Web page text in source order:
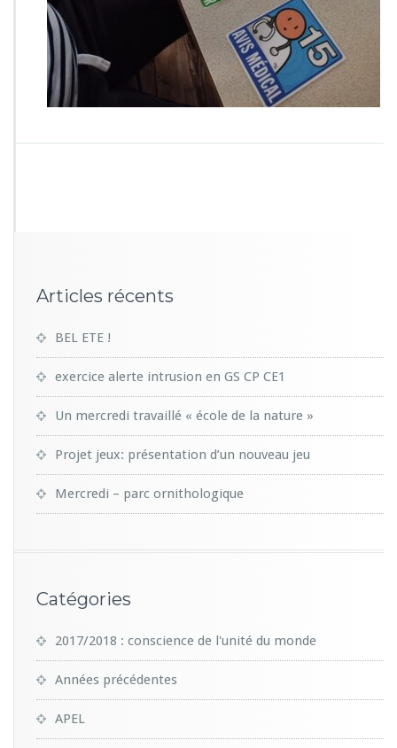
Articles récents
BEL ETE !
exercice alerte intrusion en GS CP CE1
Un mercredi travaillé « école de la nature »
Projet jeux: présentation d’un nouveau jeu
Mercredi – parc ornithologique
Catégories
2017/2018 : conscience de l'unité du monde
Années précédentes
APEL